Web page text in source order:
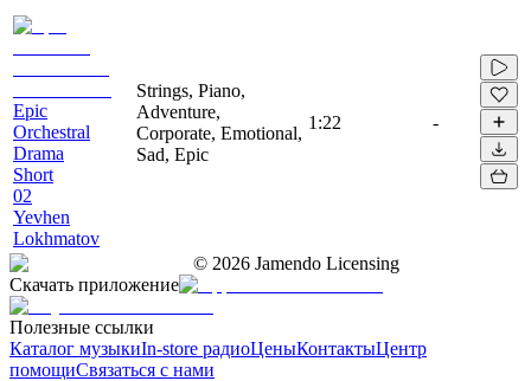
Epic
Orchestral
Drama
Short
02
Yevhen
Lokhmatov
Strings, Piano,
Adventure,
Corporate, Emotional,
Sad, Epic
1:22 -
© 2026 Jamendo Licensing
Скачать приложение
Полезные ссылки
Каталог музыкиIn-store радиоЦеныКонтактыЦентр
помощиСвязаться с нами